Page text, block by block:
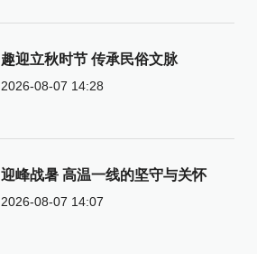
趣迎立秋时节 传承民俗文脉
2026-08-07 14:28
迎峰战暑 高温一线的坚守与关怀
2026-08-07 14:07